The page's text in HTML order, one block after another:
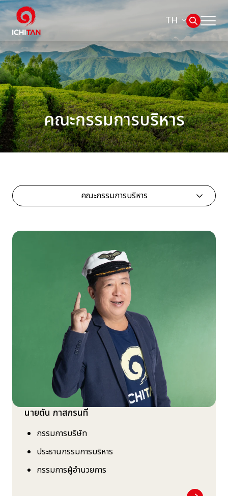
TH
ค้นหาในเว็บไซต์
Web Design by
หน้าหลัก
เกี่ยวกับเรา
ธุรกิจของเรา
ผลิตภัณฑ์และแบรนด์
การพัฒนาอย่างยั่งยืน
นักลงทุนสัมพันธ์
ข่าวสารและสื่อประชาสัมพันธ์
คณะกรรมการบริหาร
คณะกรรมการบริหาร
นายตัน ภาสกรนที
กรรมการบริษัท
ประธานกรรมการบริหาร
กรรมการผู้อำนวยการ